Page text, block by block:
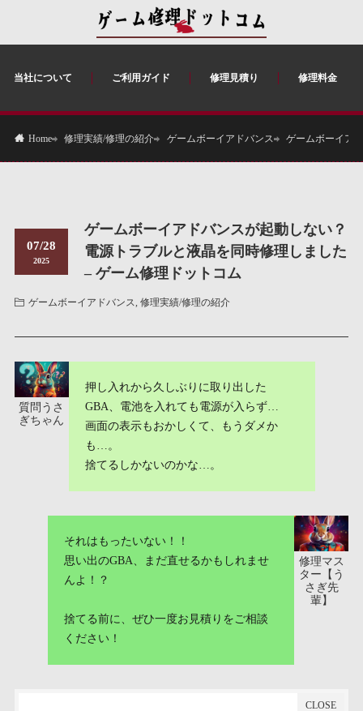
当社について ご利用ガイド 修理見積り 修理料金
Home 修理実績/修理の紹介 ゲームボーイアドバンス ゲームボーイア
07/28
2025
ゲームボーイアドバンスが起動しない？
電源トラブルと液晶を同時修理しました
– ゲーム修理ドットコム
ゲームボーイアドバンス 修理実績/修理の紹介
質問うさ
ぎちゃん
押し入れから久しぶりに取り出した
GBA、電池を入れても電源が入らず…
画面の表示もおかしくて、もうダメか
も…。
捨てるしかないのかな…。
修理マス
ター【う
さぎ先
輩】
それはもったいない！！
思い出のGBA、まだ直せるかもしれませ
んよ！？
捨てる前に、ぜひ一度お見積りをご相談
ください！